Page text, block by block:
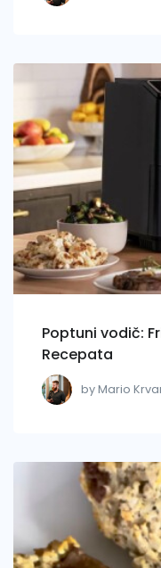
Poptuni vodič:
Recepata
by Mario